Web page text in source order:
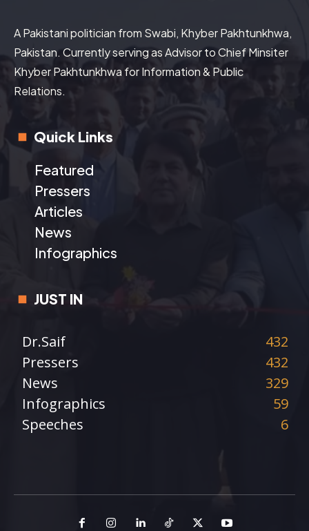
A Pakistani politician from Swabi, Khyber Pakhtunkhwa,
Pakistan. Currently serving as Advisor to Chief Minsiter
Khyber Pakhtunkhwa for Information & Public
Relations.
Quick Links
Featured
Pressers
Articles
News
Infographics
JUST IN
Dr.Saif
432
Pressers
432
News
329
Infographics
59
Speeches
6